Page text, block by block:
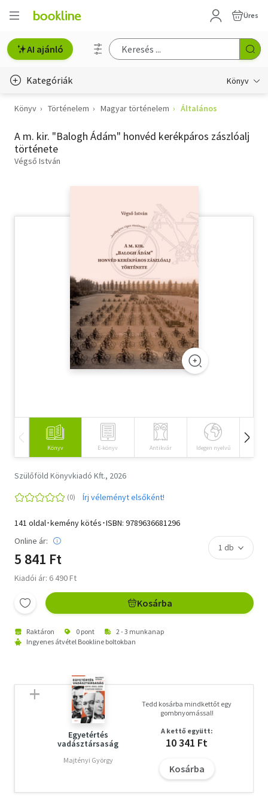
Üres
AI ajánló
Kategóriák Könyv
Életmód, egészség
Erotika
Gyermek- és ifjúsági
Hobbi, szabadidő
Szótár, nyelvkönyv
Tankönyv, segédkönyv
Társadalomtudomány
Természettudomány
Vallás
Könyv Történelem Magyar történelem Általános
A m. kir. "Balogh Ádám" honvéd kerékpáros zászlóalj
története
Végső István
Könyv E-könyv Antikvár Idegen nyelvű
Szülőföld Könyvkiadó Kft., 2026
Írj véleményt elsőként!
141 oldal･kemény kötés･ISBN: 9789636681296
Online ár:
5 841 Ft
Kiadói ár: 6 490 Ft
Kosárba
Raktáron 0 pont
2 - 3 munkanap
Ingyenes átvétel Bookline boltokban
Egyetértés
vadásztársaság
Majtényi György
Tedd kosárba mindkettőt egy
gombnyomással!
A kettő együtt:
10 341 Ft
Kosárba